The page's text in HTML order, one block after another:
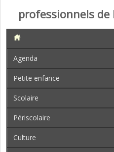
professionnels
Agenda
Petite enfance
Scolaire
Périscolaire
Culture